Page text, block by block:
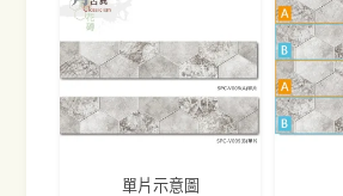
單片示意圖